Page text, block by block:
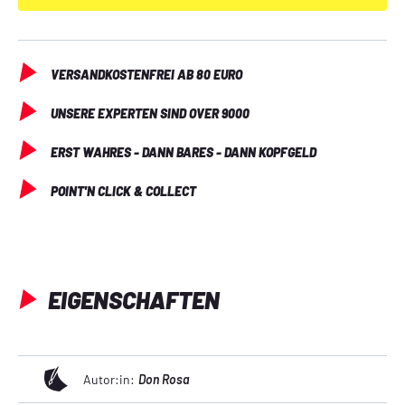
seinem großen Vorbild auf. 2005 beendete er seine Karriere,
VERSANDKOSTENFREI AB 80 EURO
UNSERE EXPERTEN SIND OVER 9000
ERST WAHRES - DANN BARES - DANN KOPFGELD
POINT'N CLICK & COLLECT
EIGENSCHAFTEN
Autor:in: Don Rosa